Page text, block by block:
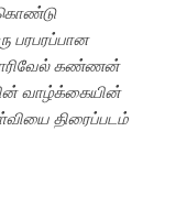
பரபரப்பான
பாரிவேல் கண்ணன்
வாழ்க்கையின்
திரைப்படம்